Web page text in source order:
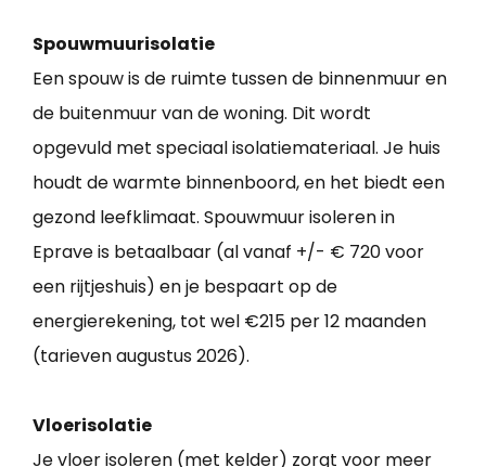
Spouwmuurisolatie
Een spouw is de ruimte tussen de binnenmuur en
de buitenmuur van de woning. Dit wordt
opgevuld met speciaal isolatiemateriaal. Je huis
houdt de warmte binnenboord, en het biedt een
gezond leefklimaat. Spouwmuur isoleren in
Eprave is betaalbaar (al vanaf +/- € 720 voor
een rijtjeshuis) en je bespaart op de
energierekening, tot wel €215 per 12 maanden
(tarieven augustus 2026).
Vloerisolatie
Je vloer isoleren (met kelder) zorgt voor meer